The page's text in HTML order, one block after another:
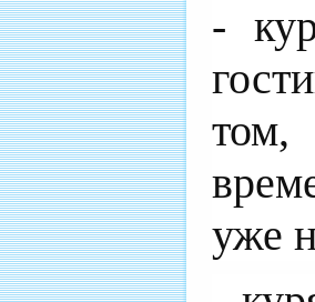
-
том,
уже